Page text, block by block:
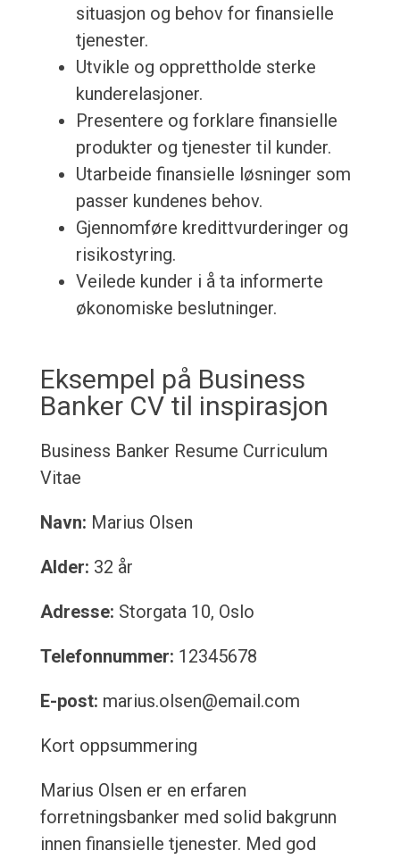
situasjon og behov for finansielle
tjenester.
Utvikle og opprettholde sterke
kunderelasjoner.
Presentere og forklare finansielle
produkter og tjenester til kunder.
Utarbeide finansielle løsninger som
passer kundenes behov.
Gjennomføre kredittvurderinger og
risikostyring.
Veilede kunder i å ta informerte
økonomiske beslutninger.
Eksempel på Business
Banker CV til inspirasjon
Business Banker Resume Curriculum
Vitae
Navn: Marius Olsen
Alder: 32 år
Adresse: Storgata 10, Oslo
Telefonnummer: 12345678
E-post: marius.olsen@email.com
Kort oppsummering
Marius Olsen er en erfaren
forretningsbanker med solid bakgrunn
innen finansielle tjenester. Med god